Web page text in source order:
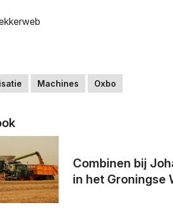
Machines Oxbo
Combinen bij
in het Groningse